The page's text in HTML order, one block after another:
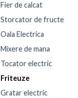
Fier de calcat
Storcator de fructe
Oala Electrica
Mixere de mana
Tocator electric
Friteuze
Gratar electric